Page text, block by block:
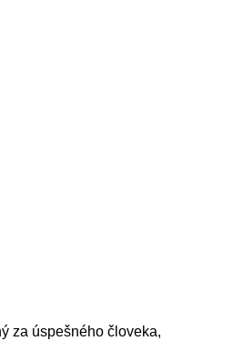
za úspešného človeka,